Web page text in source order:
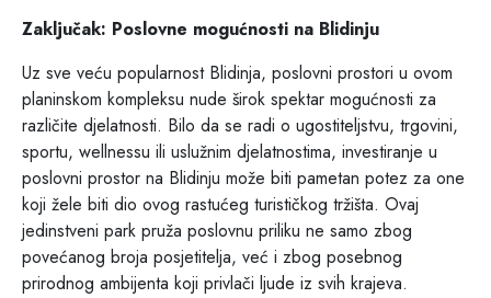
Zaključak: Poslovne mogućnosti na Blidinju
Uz sve veću popularnost Blidinja, poslovni prostori u ovom
planinskom kompleksu nude širok spektar mogućnosti za
različite djelatnosti. Bilo da se radi o ugostiteljstvu, trgovini,
sportu, wellnessu ili uslužnim djelatnostima, investiranje u
poslovni prostor na Blidinju može biti pametan potez za one
koji žele biti dio ovog rastućeg turističkog tržišta. Ovaj
jedinstveni park pruža poslovnu priliku ne samo zbog
povećanog broja posjetitelja, već i zbog posebnog
prirodnog ambijenta koji privlači ljude iz svih krajeva.